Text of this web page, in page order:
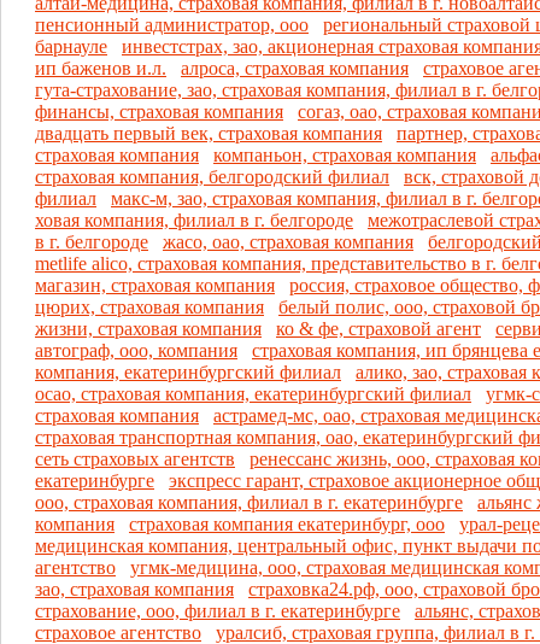
пенсионный администратор, ооо
региональный страховой
барнауле
инвестстрах, зао, акционерная страховая
ип баженов и.л.
алроса, страховая компания
страховое
гута-страхование, зао, страховая компания, филиал в г.
финансы, страховая компания
согаз, оао, страховая
двадцать первый век, страховая компания
партнер,
страховая компания
компаньон, страховая компания
страховая компания, белгородский филиал
вск, страховой
филиал
макс-м, зао, страховая компания, филиал в г.
ховая компания, филиал в г. белгороде
межотраслевой
в г. белгороде
жасо, оао, страховая компания
metlife alico, страховая компания, представительство в г.
магазин, страховая компания
россия, страховое общество,
цюрих, страховая компания
белый полис, ооо, страховой
жизни, страховая компания
ко & фе, страховой агент
автограф, ооо, компания
страховая компания, ип брянцева
компания, екатеринбургский филиал
алико, зао, страховая
осао, страховая компания, екатеринбургский филиал
угмк-
страховая компания
астрамед-мс, оао, страховая
страховая транспортная компания, оао, екатеринбургский
сеть страховых агентств
ренессанс жизнь, ооо, страховая
екатеринбурге
экспресс гарант, страховое акционерное
ооо, страховая компания, филиал в г. екатеринбурге
альянс
компания
страховая компания екатеринбург, ооо
урал-
медицинская компания, центральный офис, пункт выдачи
агентство
угмк-медицина, ооо, страховая медицинская
зао, страховая компания
страховка24.рф, ооо, страховой
страхование, ооо, филиал в г. екатеринбурге
альянс,
страховое агентство
уралсиб, страховая группа, филиал в г.